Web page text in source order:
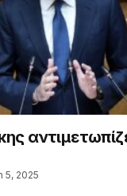
5, 2025